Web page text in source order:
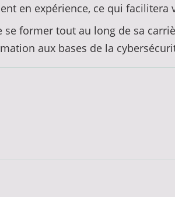
en expérience, ce qui facilitera
former tout au long de sa
aux bases de la